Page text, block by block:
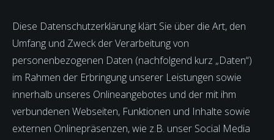
Diese Datenschutzerklärung klärt Sie über die Art, den
Umfang und Zweck der Verarbeitung von
personenbezogenen Daten (nachfolgend kurz „Daten“)
im Rahmen der Erbringung unserer Leistungen sowie
innerhalb unseres Onlineangebotes und der mit ihm
verbundenen Webseiten, Funktionen und Inhalte sowie
externen Onlinepräsenzen, wie z.B. unser Social Media